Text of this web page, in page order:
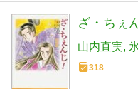
ざ・ちぇ
山内直実
318